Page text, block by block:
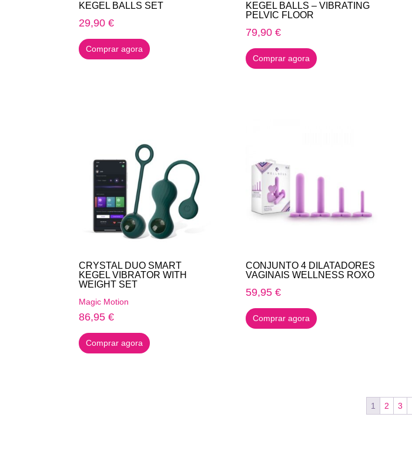
KEGEL BALLS SET
29,90€
Comprar agora
KEGEL BALLS – VIBRATING
PELVIC FLOOR
79,90 €
Comprar agora
CRYSTAL DUO SMART
KEGEL VIBRATOR WITH
WEIGHT SET
Magic Motion
86,95€
Comprar agora
CONJUNTO 4 DILATADORES
VAGINAIS WELLNESS ROXO
59,95 €
Comprar agora
1 2 3